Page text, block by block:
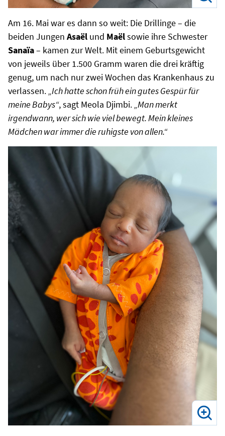
Am 16. Mai war es dann so weit: Die Drillinge – die
beiden Jungen Asaël und Maëlsowie ihre Schwester
Sanaïa– kamen zur Welt. Mit einem Geburtsgewicht
von jeweils über 1.500 Gramm waren die drei kräftig
genug, um nach nur zwei Wochen das Krankenhaus zu
verlassen.„Ich hatte schon früh ein gutes Gespür für
meine Babys“, sagt Meola Djimbi.„Man merkt
irgendwann, wer sich wie viel bewegt. Mein kleines
Mädchen war immer die ruhigste von allen.“